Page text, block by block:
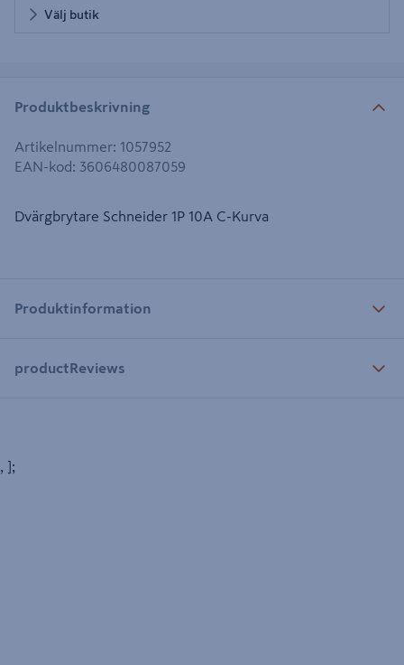
Välj butik
Produktbeskrivning
Artikelnummer: 1057952
EAN-kod: 3606480087059
Dvärgbrytare Schneider 1P 10A C-Kurva
Produktinformation
productReviews
, ];